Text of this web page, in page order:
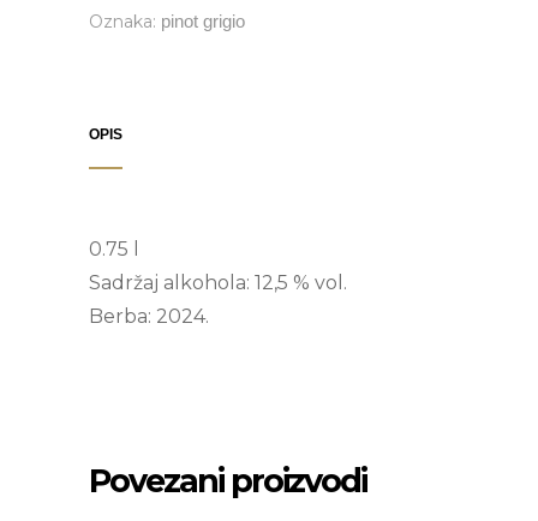
Oznaka: pinot grigio
OPIS
0.75 l
Sadržaj alkohola: 12,5 % vol.
Berba: 2024.
Povezani proizvodi